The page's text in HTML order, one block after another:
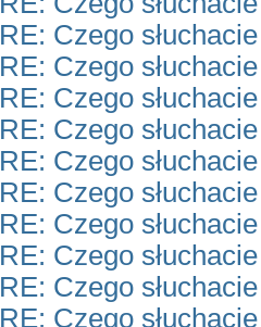
RE: Czego
RE: Czego
RE: Czego
RE: Czego
RE: Czego
RE: Czego
RE: Czego
RE: Czego
RE: Czego
RE: Czego